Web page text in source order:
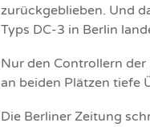
zurückgeblieben. Und
Typs DC-3 in Berlin
Nur den Controllern
an beiden Plätzen tiefe
Die Berliner Zeitung